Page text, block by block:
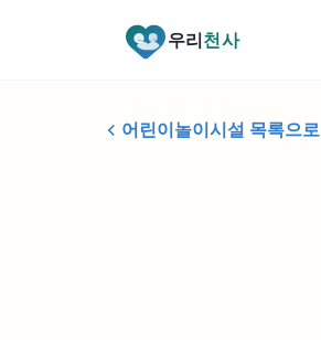
우리천사
어린이놀이시설 목록으로